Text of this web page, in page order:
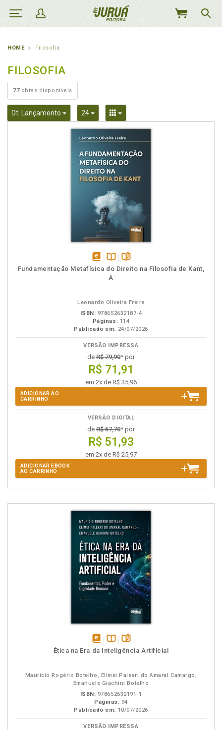
MEU
HOME Filosofia
FILOSOFIA
77obras disponíveis
Dt. Lançamento Toggle Dropdown
24 Toggle DropdownToggle Dropdown
disponívelDisponível
na
páginas
Fundamentação Metafísica do Direito na Filosofia de Kant,
A
Leonardo Oliveira Freire
ISBN: 978652632187-4
Páginas: 114
Publicado em: 24/07/2026
VERSÃO IMPRESSA
de R$ 79,90* por
R$ 71,91
em 2x de R$ 35,96
ADICIONAR AO
CARRINHO
VERSÃO DIGITAL
de R$ 57,70* por
R$ 51,93
em 2x de R$ 25,97
ADICIONAR EBOOK
AO CARRINHO
disponívelDisponível
páginas
Ética na Era da Inteligência Artificial
Maurício Rogério Botelho, Elimei Paleari do Amaral Camargo,
Emanuele Giachini Botelho
ISBN: 978652632191-1
Páginas: 94
Publicado em: 10/07/2026
VERSÃO IMPRESSA